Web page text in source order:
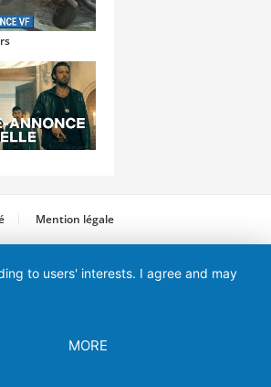
5
Mention légale
to users' interests. I agree and may
MORE